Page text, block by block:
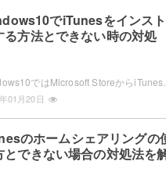
でiTunesをインス
る方法とできない時の対処
01月20日
のホームシェアリングの
とできない場合の対処法を